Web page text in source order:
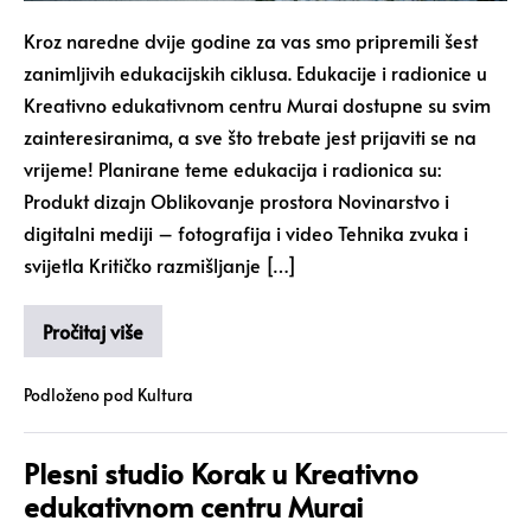
Kroz naredne dvije godine za vas smo pripremili šest
zanimljivih edukacijskih ciklusa. Edukacije i radionice u
Kreativno edukativnom centru Murai dostupne su svim
zainteresiranima, a sve što trebate jest prijaviti se na
vrijeme! Planirane teme edukacija i radionica su:
Produkt dizajn Oblikovanje prostora Novinarstvo i
digitalni mediji – fotografija i video Tehnika zvuka i
svijetla Kritičko razmišljanje […]
Pročitaj više
Podloženo pod Kultura
Plesni studio Korak u Kreativno
edukativnom centru Murai